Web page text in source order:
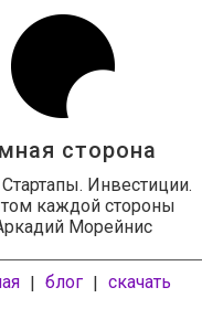
сторона
Инвестиции.
каждой стороны
Морейнис
| блог | скачать